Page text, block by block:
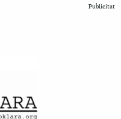
Publicitat